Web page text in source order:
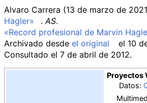
Alvaro Carrera (13 de marzo de
Hagler»
.AS.
«Record profesional de Marvin
Archivado desde el original el 10
Consultado el 7 de abril de 2012.
Proyectos
Datos: